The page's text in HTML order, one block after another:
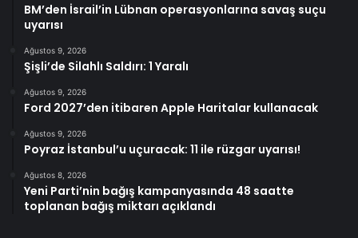
BM’den İsrail’in Lübnan operasyonlarına savaş suçu
uyarısı
Ağustos 9, 2026
Şişli’de Silahlı Saldırı: 1 Yaralı
Ağustos 9, 2026
Ford 2027’den itibaren Apple Haritalar kullanacak
Ağustos 9, 2026
Poyraz İstanbul’u uçuracak: 11 ile rüzgar uyarısı!
Ağustos 8, 2026
Yeni Parti’nin bağış kampanyasında 48 saatte
toplanan bağış miktarı açıklandı